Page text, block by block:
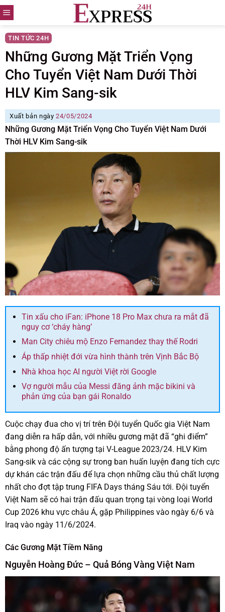
Skip
to
content
TIN TỨC 24H
Những Gương Mặt Triển Vọng
Cho Tuyển Việt Nam Dưới Thời
HLV Kim Sang-sik
Xuất bản ngày24/05/2024
Những Gương Mặt Triển Vọng Cho Tuyển Việt Nam Dưới
Thời HLV Kim Sang-sik
Tin xấu cho iFan: iPhone 18 Pro Max chưa ra mắt đã
nguy cơ ‘cháy hàng’
Man City chiêu mộ Enzo Fernandez thay thế Rodri
Áp thấp nhiệt đới vừa hình thành trên Vịnh Bắc Bộ
Nhà khoa học AI người Việt rời Google
Vợ người mẫu của Messi đăng ảnh mặc bikini và
phản ứng của bạn gái Ronaldo
Cuộc chạy đua cho vị trí trên Đội tuyển Quốc gia Việt Nam
đang diễn ra hấp dẫn, với nhiều gương mặt đã “ghi điểm”
bằng phong độ ấn tượng tại V-League 2023/24. HLV Kim
Sang-sik và các cộng sự trong ban huấn luyện đang tích cực
dự khán các trận đấu để lựa chọn những cầu thủ chất lượng
nhất cho đợt tập trung FIFA Days tháng Sáu tới. Đội tuyển
Việt Nam sẽ có hai trận đấu quan trọng tại vòng loại World
Cup 2026 khu vực châu Á, gặp Philippines vào ngày 6/6 và
Iraq vào ngày 11/6/2024.
Các Gương Mặt Tiềm Năng
Nguyễn Hoàng Đức – Quả Bóng Vàng Việt Nam